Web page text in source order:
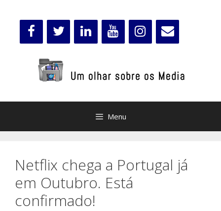
Menu
Netflix chega a Portugal já
em Outubro. Está
confirmado!